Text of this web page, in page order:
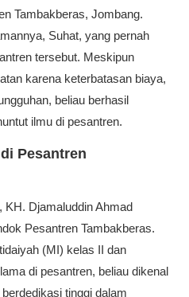
Tambakberas, Jombang.
Suhat, yang pernah
tersebut. Meskipun
karena keterbatasan biaya,
beliau berhasil
ilmu di pesantren.
Pesantren
KH. Djamaluddin Ahmad
Pesantren Tambakberas.
(MI) kelas II dan
di pesantren, beliau dikenal
tinggi dalam